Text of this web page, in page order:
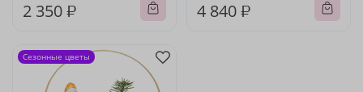
2 350 ₽ 4 840 ₽
Сезонные цветы